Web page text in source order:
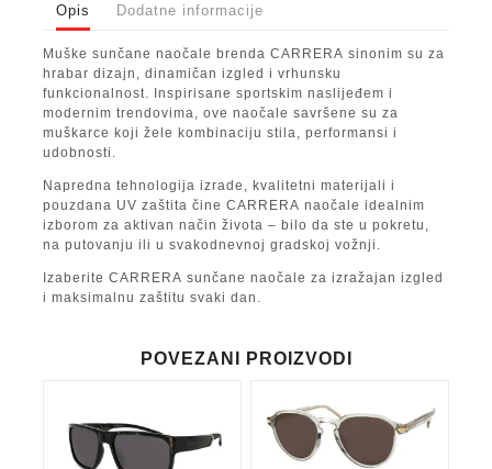
Opis Dodatne informacije
Muške sunčane naočale brenda CARRERA sinonim su za
hrabar dizajn, dinamičan izgled i vrhunsku
funkcionalnost. Inspirisane sportskim naslijeđem i
modernim trendovima, ove naočale savršene su za
muškarce koji žele kombinaciju stila, performansi i
udobnosti.
Napredna tehnologija izrade, kvalitetni materijali i
pouzdana UV zaštita čine CARRERA naočale idealnim
izborom za aktivan način života – bilo da ste u pokretu,
na putovanju ili u svakodnevnoj gradskoj vožnji.
Izaberite CARRERA sunčane naočale za izražajan izgled
i maksimalnu zaštitu svaki dan.
POVEZANI PROIZVODI